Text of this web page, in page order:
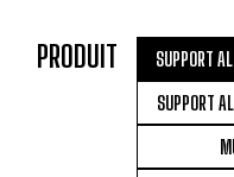
PRODUIT
SUPPORT
SUPPORT